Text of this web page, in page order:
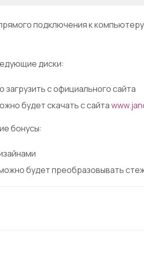
подключения к
диски:
с официального сайта
будет скачать с сайта
бонусы:
будет преобразовывать